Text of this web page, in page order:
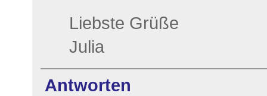
Liebste Grüße
Julia
Antworten